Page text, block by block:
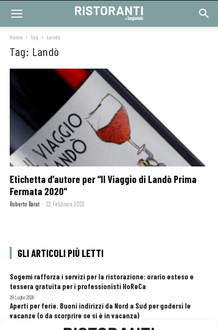
Home Tag Landò
Tag: Landò
Etichetta d’autore per “Il Viaggio di Landò Prima
Fermata 2020”
Roberto Barat - 22 Febbraio 2022
GLI ARTICOLI PIÙ LETTI
Sogemi rafforza i servizi per la ristorazione: orario esteso e
tessera gratuita per i professionisti HoReCa
29 Luglio 2026
Aperti per ferie. Buoni indirizzi da Nord a Sud per godersi le
vacanze (o da scorprire se si è in vacanza)